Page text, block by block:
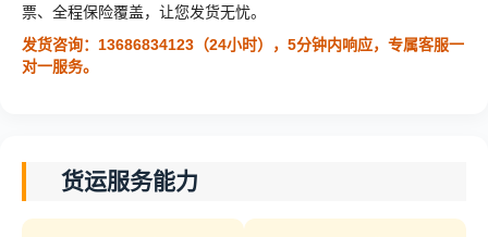
票、全程保险覆盖，让您发货无忧。
发货咨询：13686834123（24小时），5分钟内响应，专属客服一
对一服务。
货运服务能力